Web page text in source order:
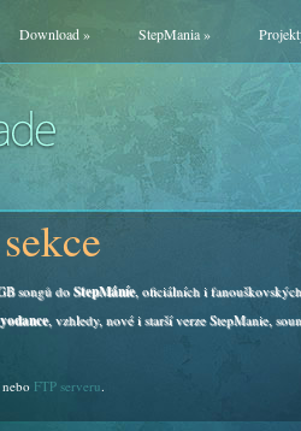
Download» StepMania»
songů doStepMáníe, oficiálních i
, vzhledy, nové i starší verze StepManie,
nebo FTP serveru.